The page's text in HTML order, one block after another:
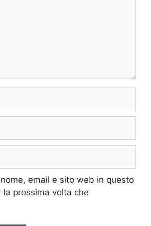
email e sito web in questo
la prossima volta che